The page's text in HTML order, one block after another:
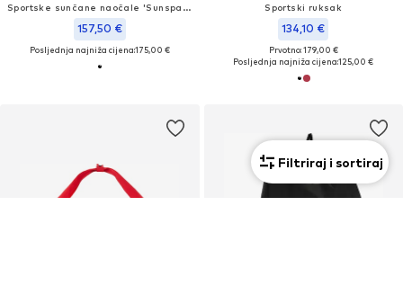
Sportske sunčane naočale 'Sunspark'
157,50 €
Posljednja najniža cijena:175,00 €
Sportski ruksak
134,10 €
Prvotno: 179,00 €
Posljednja najniža cijena:125,00 €
Filtriraj i sortiraj